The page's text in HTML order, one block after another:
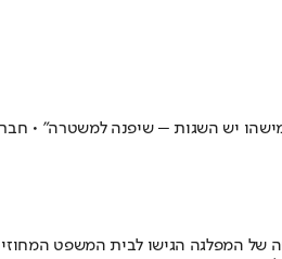
יש השגות – שיפנה למשטרה" •
של המפלגה הגישו לבית המשפט